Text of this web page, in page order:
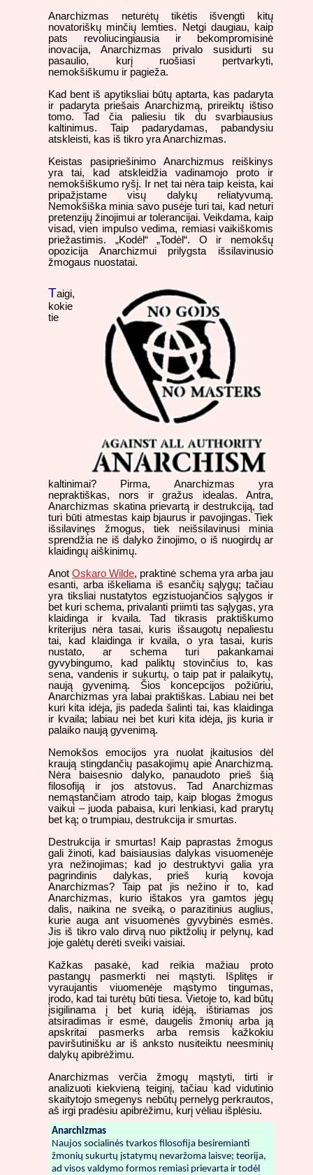
Anarchizmas neturėtų tikėtis išvengti kitų
novatoriškų minčių lemties. Netgi daugiau, kaip
pats revoliucingiausia ir bekompromisinė
inovacija, Anarchizmas privalo susidurti su
pasaulio, kurį ruošiasi pertvarkyti,
nemokšiškumu ir pagieža.
Kad bent iš apytiksliai būtų aptarta, kas padaryta
ir padaryta priešais Anarchizmą, prireiktų ištiso
tomo. Tad čia paliesiu tik du svarbiausius
kaltinimus. Taip padarydamas, pabandysiu
atskleisti, kas iš tikro yra Anarchizmas.
Keistas pasipriešinimo Anarchizmus reiškinys
yra tai, kad atskleidžia vadinamojo proto ir
nemokšiškumo ryšį. Ir net tai nėra taip keista, kai
pripažįstame visų dalykų reliatyvumą.
Nemokšiška minia savo pusėje turi tai, kad neturi
pretenzijų žinojimui ar tolerancijai. Veikdama, kaip
visad, vien impulso vedima, remiasi vaikiškomis
priežastimis. „Kodėl“ „Todėl“. O ir nemokšų
opozicija Anarchizmui prilygsta išsilavinusio
žmogaus nuostatai.
Taigi,
kokie
tie
kaltinimai? Pirma, Anarchizmas yra
nepraktiškas, nors ir gražus idealas. Antra,
Anarchizmas skatina prievartą ir destrukciją, tad
turi būti atmestas kaip bjaurus ir pavojingas. Tiek
išsilavinęs žmogus, tiek neišsilavinusi minia
sprendžia ne iš dalyko žinojimo, o iš nuogirdų ar
klaidingų aiškinimų.
AnotOskaro Wilde, praktinė schema yra arba jau
esanti, arba iškeliama iš esančių sąlygų; tačiau
yra tiksliai nustatytos egzistuojančios sąlygos ir
bet kuri schema, privalanti priimti tas sąlygas, yra
klaidinga ir kvaila. Tad tikrasis praktiškumo
kriterijus nėra tasai, kuris išsaugotų nepaliestu
tai, kad klaidinga ir kvaila, o yra tasai, kuris
nustato, ar schema turi pakankamai
gyvybingumo, kad paliktų stovinčius to, kas
sena, vandenis ir sukurtų, o taip pat ir palaikytų,
naują gyvenimą. Šios koncepcijos požiūriu,
Anarchizmas yra labai praktiškas. Labiau nei bet
kuri kita idėja, jis padeda šalinti tai, kas klaidinga
ir kvaila; labiau nei bet kuri kita idėja, jis kuria ir
palaiko naują gyvenimą.
Nemokšos emocijos yra nuolat įkaitusios dėl
kraują stingdančių pasakojimų apie Anarchizmą.
Nėra baisesnio dalyko, panaudoto prieš šią
filosofiją ir jos atstovus. Tad Anarchizmas
nemąstančiam atrodo taip, kaip blogas žmogus
vaikui – juoda pabaisa, kuri lenkiasi, kad prarytų
bet ką; o trumpiau, destrukcija ir smurtas.
Destrukcija ir smurtas! Kaip paprastas žmogus
gali žinoti, kad baisiausias dalykas visuomenėje
yra nežinojimas; kad jo destruktyvi galia yra
pagrindinis dalykas, prieš kurią kovoja
Anarchizmas? Taip pat jis nežino ir to, kad
Anarchizmas, kurio ištakos yra gamtos jėgų
dalis, naikina ne sveiką, o parazitinius auglius,
kurie auga ant visuomenės gyvybinės esmės.
Jis iš tikro valo dirvą nuo piktžolių ir pelynų, kad
joje galėtų derėti sveiki vaisiai.
Kažkas pasakė, kad reikia mažiau proto
pastangų pasmerkti nei mąstyti. Išplitęs ir
vyraujantis viuomenėje mąstymo tingumas,
įrodo, kad tai turėtų būti tiesa. Vietoje to, kad būtų
įsigilinama į bet kurią idėją, ištiriamas jos
atsiradimas ir esmė, daugelis žmonių arba ją
apskritai pasmerks arba remsis kažkokiu
paviršutinišku ar iš anksto nusiteiktu neesminių
dalykų apibrėžimu.
Anarchizmas verčia žmogų mąstyti, tirti ir
analizuoti kiekvieną teiginį, tačiau kad vidutinio
skaitytojo smegenys nebūtų pernelyg perkrautos,
aš irgi pradėsiu apibrėžimu, kurį vėliau išplėsiu.
Anarchizmas
Naujos socialinės tvarkos filosofija besiremianti
žmonių sukurtų įstatymų nevaržoma laisve; teorija,
ad visos valdymo formos remiasi prievarta ir todėl